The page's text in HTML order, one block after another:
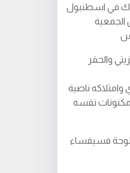
في اسطنبول
الجمعية
والحفر
ناصية
مكنونات نفسه
بلوحة فسيفساء